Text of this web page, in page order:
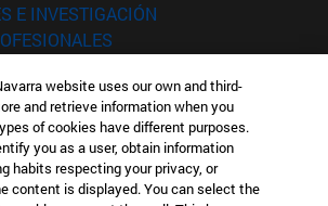
E INVESTIGACIÓN
77
INTERESA?
website uses our own and third-
and retrieve information when you
of cookies have different purposes.
you as a user, obtain information
habits respecting your privacy, or
content is displayed. You can select the